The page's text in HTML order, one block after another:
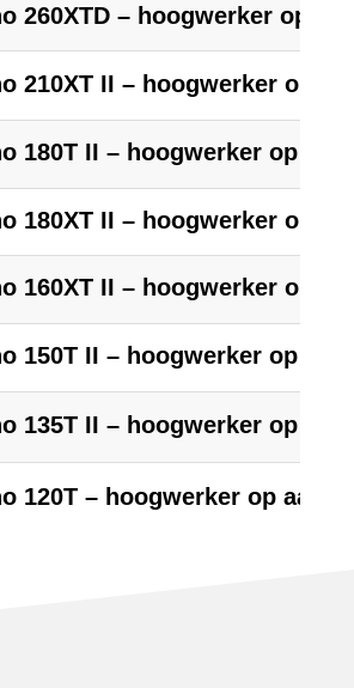
260XTD – hoogwerker op
210XT II – hoogwerker op
180T II – hoogwerker op
180XT II – hoogwerker op
160XT II – hoogwerker op
150T II – hoogwerker op
135T II – hoogwerker op
120T – hoogwerker op